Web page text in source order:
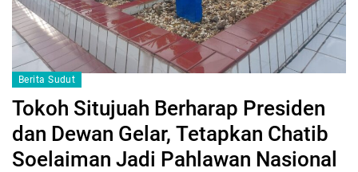
Berita Sudut
Tokoh Situjuah Berharap Presiden
dan Dewan Gelar, Tetapkan Chatib
Soelaiman Jadi Pahlawan Nasional